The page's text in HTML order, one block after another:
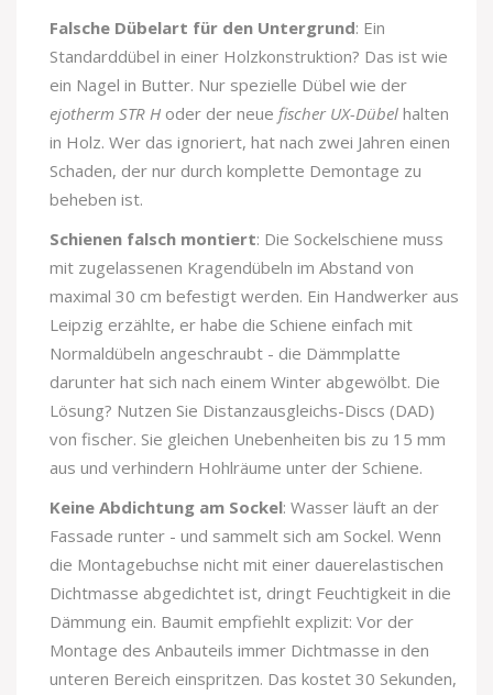
Falsche Dübelart für den Untergrund: Ein
Standarddübel in einer Holzkonstruktion? Das ist wie
ein Nagel in Butter. Nur spezielle Dübel wie der
ejotherm STR H oder der neue fischer UX-Dübel halten
in Holz. Wer das ignoriert, hat nach zwei Jahren einen
Schaden, der nur durch komplette Demontage zu
beheben ist.
Schienen falsch montiert: Die Sockelschiene muss
mit zugelassenen Kragendübeln im Abstand von
maximal 30 cm befestigt werden. Ein Handwerker aus
Leipzig erzählte, er habe die Schiene einfach mit
Normaldübeln angeschraubt - die Dämmplatte
darunter hat sich nach einem Winter abgewölbt. Die
Lösung? Nutzen Sie Distanzausgleichs-Discs (DAD)
von fischer. Sie gleichen Unebenheiten bis zu 15 mm
aus und verhindern Hohlräume unter der Schiene.
Keine Abdichtung am Sockel: Wasser läuft an der
Fassade runter - und sammelt sich am Sockel. Wenn
die Montagebuchse nicht mit einer dauerelastischen
Dichtmasse abgedichtet ist, dringt Feuchtigkeit in die
Dämmung ein. Baumit empfiehlt explizit: Vor der
Montage des Anbauteils immer Dichtmasse in den
unteren Bereich einspritzen. Das kostet 30 Sekunden,